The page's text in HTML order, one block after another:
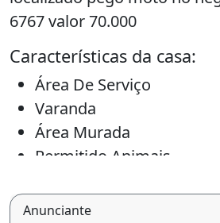
6767 valor 70.000
Características da casa:
Área De Serviço
Varanda
Área Murada
Permitido Animais
Varanda
Área de serviço
Anunciante